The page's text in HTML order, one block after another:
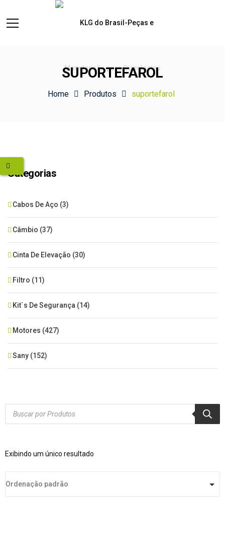
SUPORTEFAROL
Home Produtos suportefarol
Categorias
Cabos De Aço (3)
Câmbio (37)
Cinta De Elevação (30)
Filtro (11)
Kit´s De Segurança (14)
Motores (427)
Sany (152)
Xcmg(425)
Products
search
Exibindo um único resultado